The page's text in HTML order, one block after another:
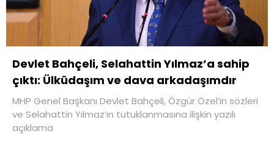
Devlet Bahçeli, Selahattin Yılmaz’a sahip
çıktı: Ülküdaşım ve dava arkadaşımdır
MHP Genel Başkanı Devlet Bahçeli, Özgür Özel’in sözleri
ve Selahattin Yılmaz’ın tutuklanmasına ilişkin yazılı
açıklama